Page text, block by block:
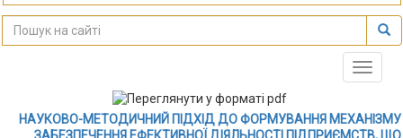
Toggle
НАУКОВО-МЕТОДИЧНИЙ ПІДХІД ДО ФОРМУВАННЯ МЕХАНІЗМУ